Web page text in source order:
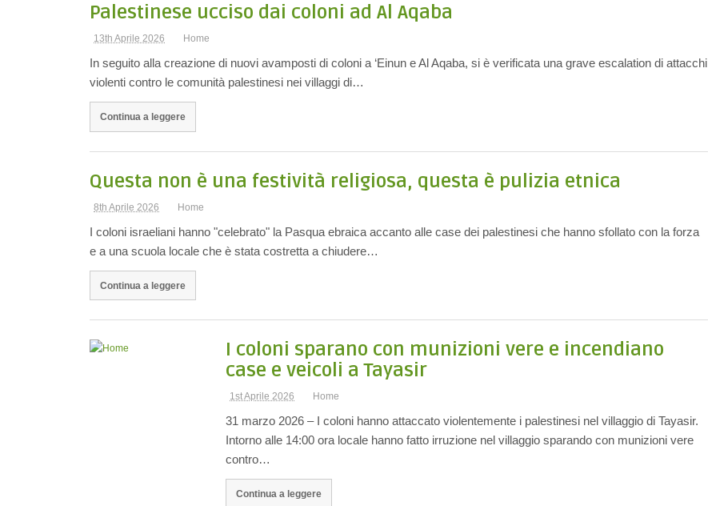
Palestinese ucciso dai coloni ad Al Aqaba
13th Aprile 2026 Home
In seguito alla creazione di nuovi avamposti di coloni a ‘Einun e Al Aqaba, si è verificata una grave escalation di attacchi
violenti contro le comunità palestinesi nei villaggi di…
Continua a leggere
Questa non è una festività religiosa, questa è pulizia etnica
8th Aprile 2026 Home
I coloni israeliani hanno "celebrato" la Pasqua ebraica accanto alle case dei palestinesi che hanno sfollato con la forza
e a una scuola locale che è stata costretta a chiudere…
Continua a leggere
I coloni sparano con munizioni vere e incendiano
case e veicoli a Tayasir
1st Aprile 2026 Home
31 marzo 2026 – I coloni hanno attaccato violentemente i palestinesi nel villaggio di Tayasir.
Intorno alle 14:00 ora locale hanno fatto irruzione nel villaggio sparando con munizioni vere
contro…
Continua a leggere